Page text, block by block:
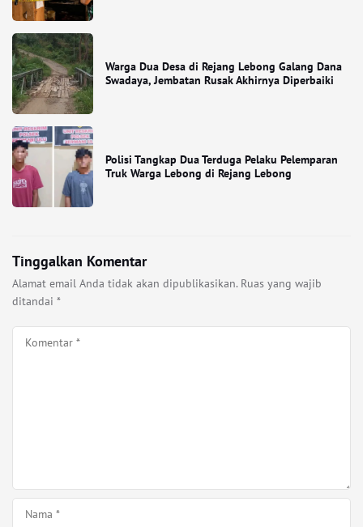
Warga Dua Desa di Rejang Lebong Galang Dana
Swadaya, Jembatan Rusak Akhirnya Diperbaiki
Polisi Tangkap Dua Terduga Pelaku Pelemparan
Truk Warga Lebong di Rejang Lebong
Tinggalkan Komentar
Alamat email Anda tidak akan dipublikasikan. Ruas yang wajib
ditandai *